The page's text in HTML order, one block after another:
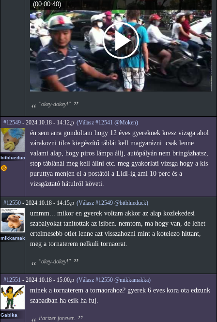
(00:00:40)
"okey-dokey!"
#12549 - 2024.10.18 - 14:12,p (Válasz #12541 @Moken)
bitblueduck
én sem arra gondoltam hogy 12 éves gyereknek kresz vizsga ahol
várakozni tilos kiegészítő táblát kell magyarázni. csak lenne
valami alap, hogy piros lámpa állj, autópályán nem bringázhatsz,
stop táblánál meg kell állni etc. meg gyakorlati vizsga hogy a kis
puruttya menjen el a postától a Lidl-ig ami 10 perc és a
vizsgáztató hátulról követi.
#12550 - 2024.10.18 - 14:15,p (Válasz #12549 @bitblueduck)
mikkamakka
ummm... mikor en gyerek voltam akkor az alap kozlekedesi
szabalyokat tanitottak az isiben. nemtom, ma hogy van, de lehet
ertelmesebb otlet lenne azt visszahozni mint a kotelezo hittant,
meg a tornaterem nelkuli tornaorat.
"okey-dokey!"
#12551 - 2024.10.18 - 15:00,p (Válasz #12550 @mikkamakka)
Gabika
minek a tornaterem a tornaorahoz? gyerek 6 eves kora ota edzunk
szabadban ha esik ha fuj.
Parizer forever.